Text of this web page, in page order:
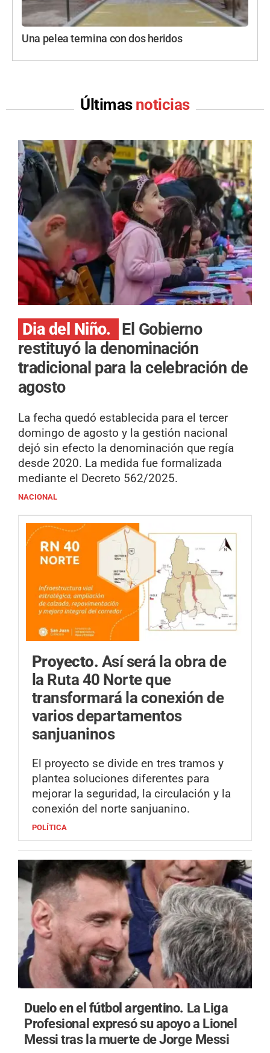
Una pelea termina con dos heridos
Últimas noticias
Dia del Niño.
El Gobierno
restituyó la denominación
tradicional para la celebración de
agosto
La fecha quedó establecida para el tercer
domingo de agosto y la gestión nacional
dejó sin efecto la denominación que regía
desde 2020. La medida fue formalizada
mediante el Decreto 562/2025.
NACIONAL
Proyecto. Así será la obra de
la Ruta 40 Norte que
transformará la conexión de
varios departamentos
sanjuaninos
El proyecto se divide en tres tramos y
plantea soluciones diferentes para
mejorar la seguridad, la circulación y la
conexión del norte sanjuanino.
POLÍTICA
Duelo en el fútbol argentino. La Liga
Profesional expresó su apoyo a Lionel
Messi tras la muerte de Jorge Messi